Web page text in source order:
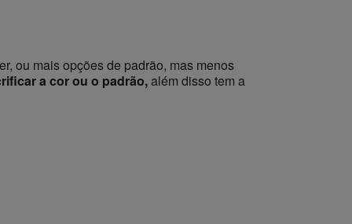
ou mais opções de padrão, mas menos
a cor ou o padrão,além disso tem a